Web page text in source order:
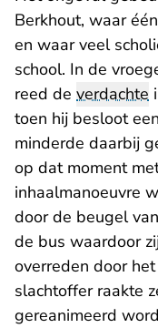
Berkhout, waar
en waar veel
school. In de
reed de verdachte
toen hij besloot
minderde daarbij
op dat moment
inhaalmanoeuvre
door de beugel
de bus waardoor
overreden door
slachtoffer raakte
gereanimeerd